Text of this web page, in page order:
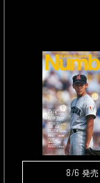
8/6 発売